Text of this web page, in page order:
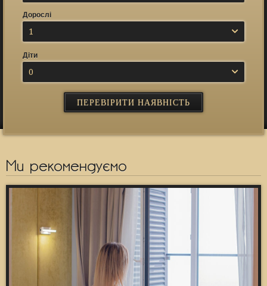
Дорослі
1
Діти
0
Ми рекомендуємо